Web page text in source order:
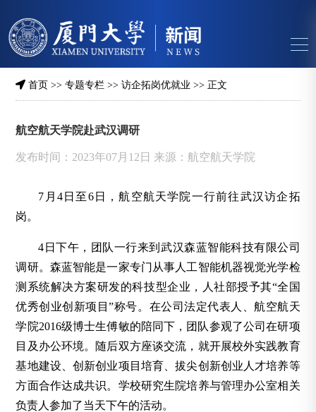
首页 >>专题专栏 >>访企拓岗优就业 >> 正文
航空航天学院赴武汉调研
发布时间：2023年07月12日 来源：航空航天学院
7月4日至6日，航空航天学院一行前往武汉访企拓
岗。
4日下午，团队一行来到武汉森蓝智能科技有限公司
调研。森蓝智能是一家专门从事人工智能机器视觉光学检
测系统解决方案研发的科技型企业，人社部授予其“全国
优秀创业创新项目”称号。在公司法定代表人、航空航天
学院2016级博士生傅敏的陪同下，团队参观了公司在研项
目及办公环境。随后双方座谈交流，就开展校外实践教育
基地建设、创新创业项目培育、拔尖创新创业人才培养等
方面合作达成共识。学校研究生院培养与管理办公室相关
负责人参加了当天下午的活动。